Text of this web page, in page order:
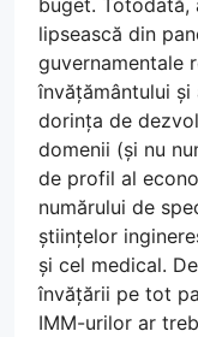
lipsească din
guvernamentale
învățământului și
dorința de
domenii (și nu
de profil al
numărului de
științelor
și cel medical.
învățării pe tot
IMM-urilor ar